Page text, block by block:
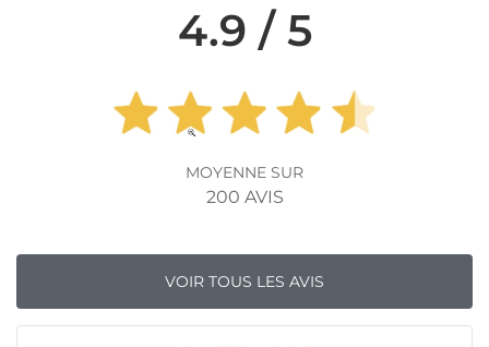
4.9 / 5
MOYENNE SUR
200 AVIS
VOIR TOUS LES AVIS